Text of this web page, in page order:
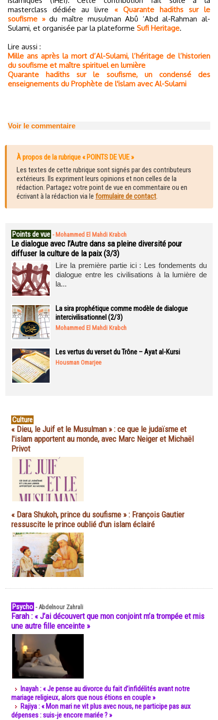
masterclass dédiée au livre « Quarante hadiths sur le
soufisme »du maître musulman Abû ‘Abd al-Rahman al-
Sulami, et organisée par la plateforme Sufi Heritage.
Lire aussi :
Mille ans après la mort d’Al-Sulami, l’héritage de l’historien
du soufisme et maître spirituel en lumière
Quarante hadiths sur le soufisme, un condensé des
enseignements du Prophète de l'islam avec Al-Sulami
Voir le commentaire
À propos de la rubrique « POINTS DE VUE »
Les textes de cette rubrique sont signés par des contributeurs
extérieurs. Ils expriment leurs opinions et non celles de la
rédaction. Partagez votre point de vue en commentaire ou en
écrivant à la rédaction via le formulaire de contact.
Points de vue - Mohammed El Mahdi Krabch
Le dialogue avec l’Autre dans sa pleine diversité pour
diffuser la culture de la paix (3/3)
Lire la première partie ici : Les fondements du
dialogue entre les civilisations à la lumière de
la...
La sira prophétique comme modèle de dialogue
intercivilisationnel (2/3)
Mohammed El Mahdi Krabch
Les vertus du verset du Trône – Ayat al-Kursi
Housman Omarjee
Culture
« Dieu, le Juif et le Musulman » : ce que le judaïsme et
l'islam apportent au monde, avec Marc Neiger et Michaël
Privot
« Dara Shukoh, prince du soufisme » : François Gautier
ressuscite le prince oublié d'un islam éclairé
Psycho -Abdelnour Zahrali
Farah : « J’ai découvert que mon conjoint m’a trompée et mis
une autre fille enceinte »
Inayah : « Je pense au divorce du fait d’infidélités avant notre
mariage religieux, alors que nous étions en couple »
Rajiya : « Mon mari ne vit plus avec nous, ne participe pas aux
dépenses : suis-je encore mariée ? »